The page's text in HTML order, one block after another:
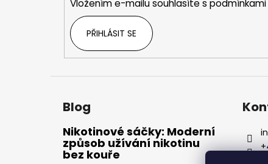
Vložením e-mailu souhlasíte s
PŘIHLÁSIT SE
Blog
Nikotinové sáčky: Moderní
způsob užívání nikotinu
bez kouře